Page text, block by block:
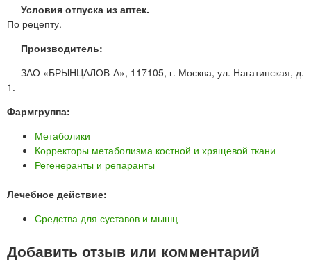
Условия отпуска из аптек.
По рецепту.
Производитель:
ЗАО «БРЫНЦАЛОВ-А», 117105, г. Москва, ул. Нагатинская, д.
1.
Фармгруппа:
Метаболики
Корректоры метаболизма костной и хрящевой ткани
Регенеранты и репаранты
Лечебное действие:
Средства для суставов и мышц
Добавить отзыв или комментарий